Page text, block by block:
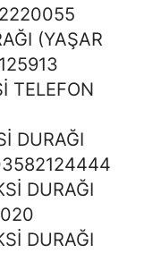
(YAŞAR
TELEFON
DURAĞI
DURAĞI
DURAĞI